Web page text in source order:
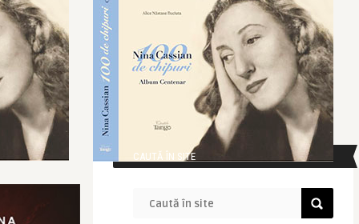
CAUTĂ ÎN SITE